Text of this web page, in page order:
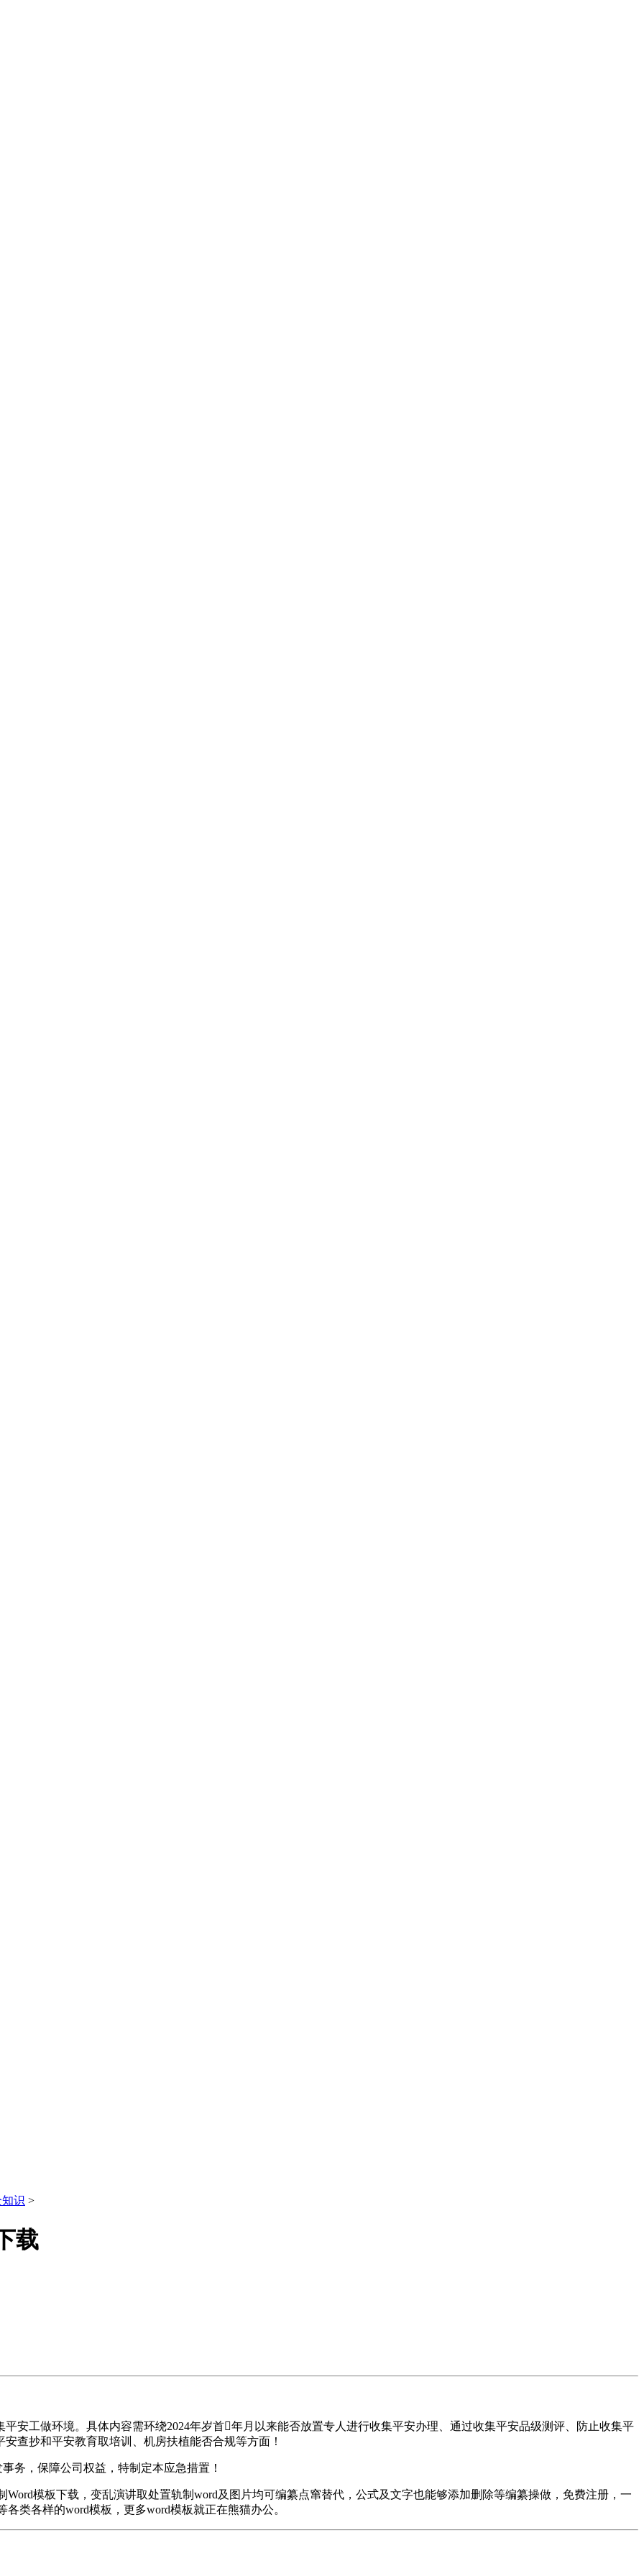
识 >
载
工做环境。具体内容需环绕2024年岁首年月以来能否放置专人进行收集平安办理、通过收集平安品级测评、防止收集平
查抄和平安教育取培训、机房扶植能否合规等方面！
，保障公司权益，特制定本应急措置！
模板下载，变乱演讲取处置轨制word及图片均可编纂点窜替代，公式及文字也能够添加删除等编纂操做，免费注册，一
类各样的word模板，更多word模板就正在熊猫办公。